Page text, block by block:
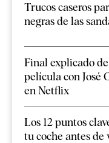
Trucos caseros
negras de las
Final explicado
película con José
en Netflix
Los 12 puntos
tu coche antes de